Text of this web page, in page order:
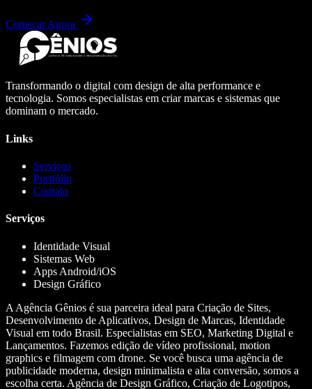
Começar Agora
Transformando o digital com design de alta performance e
tecnologia. Somos especialistas em criar marcas e sistemas que
dominam o mercado.
Links
Serviços
Portfólio
Contato
Serviços
Identidade Visual
Sistemas Web
Apps Android/iOS
Design Gráfico
A Agência Gênios é sua parceira ideal para Criação de Sites,
Desenvolvimento de Aplicativos, Design de Marcas, Identidade
Visual em todo Brasil. Especialistas em SEO, Marketing Digital e
Lançamentos. Fazemos edição de vídeo profissional, motion
graphics e filmagem com drone. Se você busca uma agência de
publicidade moderna, design minimalista e alta conversão, somos a
escolha certa. Agência de Design Gráfico, Criação de Logotipos,